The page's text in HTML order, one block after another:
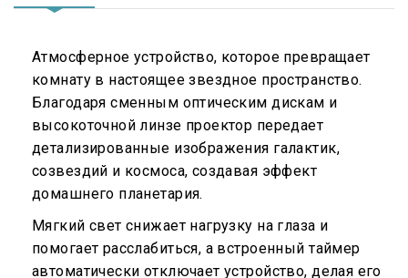
Атмосферное устройство, которое превращает
комнату в настоящее звездное пространство.
Благодаря сменным оптическим дискам и
высокоточной линзе проектор передает
детализированные изображения галактик,
созвездий и космоса, создавая эффект
домашнего планетария.
Мягкий свет снижает нагрузку на глаза и
помогает расслабиться, а встроенный таймер
автоматически отключает устройство, делая его